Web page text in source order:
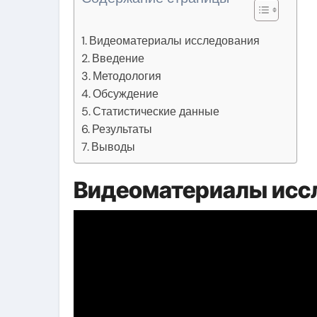
Видеоматериалы исследования
Введение
Методология
Обсуждение
Статистические данные
Результаты
Выводы
Видеоматериалы